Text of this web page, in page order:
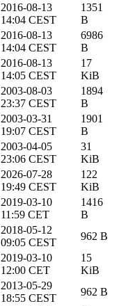
2016-08-13
14:04 CEST
1351
B
2016-08-13
14:04 CEST
6986
B
2016-08-13
14:05 CEST
17
KiB
2003-08-03
23:37 CEST
1894
B
2003-03-31
19:07 CEST
1901
B
2003-04-05
23:06 CEST
31
KiB
2026-07-28
19:49 CEST
122
KiB
2019-03-10
11:59 CET
1416
B
2018-05-12
09:05 CEST
962 B
2019-03-10
12:00 CET
15
KiB
2013-05-29
18:55 CEST
962 B